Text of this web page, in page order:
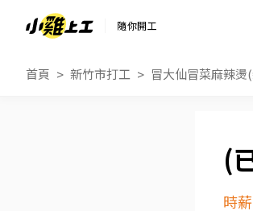
隨你開工
首頁 新竹市打工 冒大仙冒菜麻辣
時